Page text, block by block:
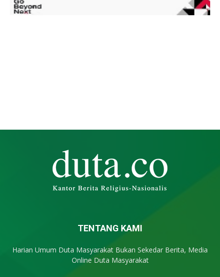
TENTANG KAMI
Harian Umum Duta Masyarakat Bukan Sekedar Berita, Media
Online Duta Masyarakat